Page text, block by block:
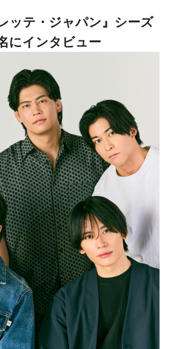
ッテ・ジャパン』シーズ
にインタビュー